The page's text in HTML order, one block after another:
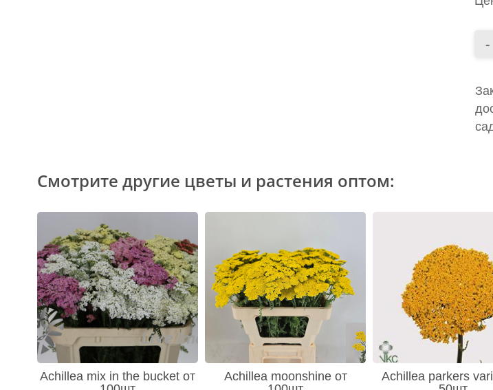
Смотрите другие цветы и растения оптом:
Achillea mix in the bucket от
Achillea moonshine от
Achillea parkers